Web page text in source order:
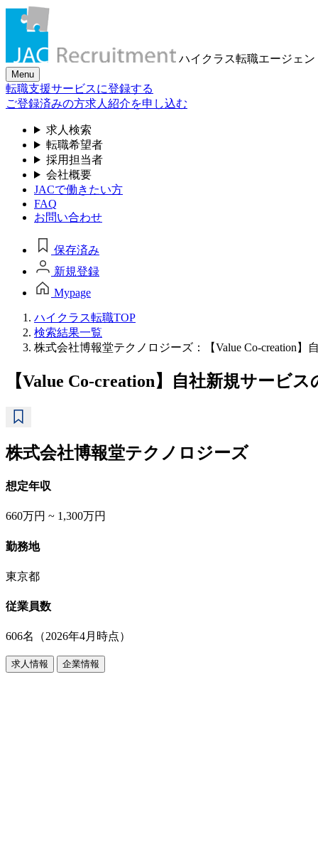
ハイクラス転職エージェン
Menu
転職支援サービスに登録する
ご登録済みの方求人紹介を申し込む
求人検索
転職希望者
採用担当者
会社概要
JACで働きたい方
FAQ
お問い合わせ
保存済み
新規登録
Mypage
ハイクラス転職TOP
検索結果一覧
株式会社博報堂テクノロジーズ：【Value Co-creation
【Value Co-creation】⾃社新規サービ
株式会社博報堂テクノロジーズ
想定年収
660万円 ~ 1,300万円
勤務地
東京都
従業員数
606名（2026年4月時点）
求人情報 企業情報